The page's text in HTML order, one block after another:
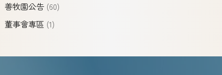
善牧園公告(60)
董事會專區 (1)